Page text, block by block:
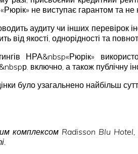
не виступає гарантом та
аудиту чи інших перевірок
від якості, однорідності та
НРА&nbsp«Рюрік»
включно, а також публічну
було узагальнено найбільш
комплексом Radisson Blu